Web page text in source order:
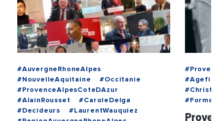
#AuvergneRhoneAlpes
#NouvelleAquitaine
#Occitanie
#ProvenceAlpesCoteDAzur
#AlainRousset
#CaroleDelga
#Decideurs
#LaurentWauquiez